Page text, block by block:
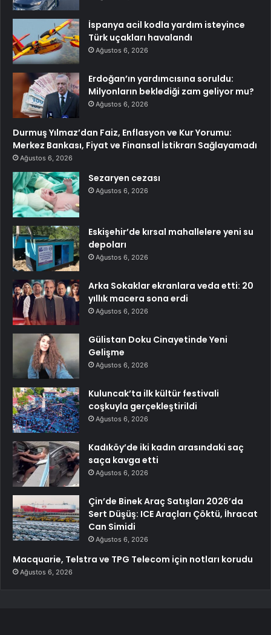
İspanya acil kodla yardım isteyince
Türk uçakları havalandı
Ağustos 6, 2026
Erdoğan’ın yardımcısına soruldu:
Milyonların beklediği zam geliyor mu?
Ağustos 6, 2026
Durmuş Yılmaz’dan Faiz, Enflasyon ve Kur Yorumu:
Merkez Bankası, Fiyat ve Finansal İstikrarı Sağlayamadı
Ağustos 6, 2026
Sezaryen cezası
Ağustos 6, 2026
Eskişehir’de kırsal mahallelere yeni su
depoları
Ağustos 6, 2026
Arka Sokaklar ekranlara veda etti: 20
yıllık macera sona erdi
Ağustos 6, 2026
Gülistan Doku Cinayetinde Yeni
Gelişme
Ağustos 6, 2026
Kuluncak’ta ilk kültür festivali
coşkuyla gerçekleştirildi
Ağustos 6, 2026
Kadıköy’de iki kadın arasındaki saç
saça kavga etti
Ağustos 6, 2026
Çin’de Binek Araç Satışları 2026’da
Sert Düşüş: ICE Araçları Çöktü, İhracat
Can Simidi
Ağustos 6, 2026
Macquarie, Telstra ve TPG Telecom için notları korudu
Ağustos 6, 2026